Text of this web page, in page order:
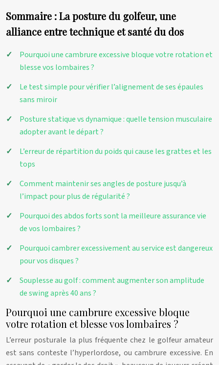
Sommaire : La posture du golfeur, une
alliance entre technique et santé du dos
Pourquoi une cambrure excessive bloque votre rotation et
blesse vos lombaires ?
Le test simple pour vérifier l’alignement de ses épaules
sans miroir
Posture statique vs dynamique : quelle tension musculaire
adopter avant le départ ?
L’erreur de répartition du poids qui cause les grattes et les
tops
Comment maintenir ses angles de posture jusqu’à
l’impact pour plus de régularité ?
Pourquoi des abdos forts sont la meilleure assurance vie
de vos lombaires ?
Pourquoi cambrer excessivement au service est dangereux
pour vos disques ?
Souplesse au golf : comment augmenter son amplitude
de swing après 40 ans ?
Pourquoi une cambrure excessive bloque
votre rotation et blesse vos lombaires ?
L’erreur posturale la plus fréquente chez le golfeur amateur
est sans conteste l’hyperlordose, ou cambrure excessive. En